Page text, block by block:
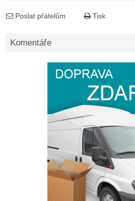
Poslat přátelům Tisk
Komentáře